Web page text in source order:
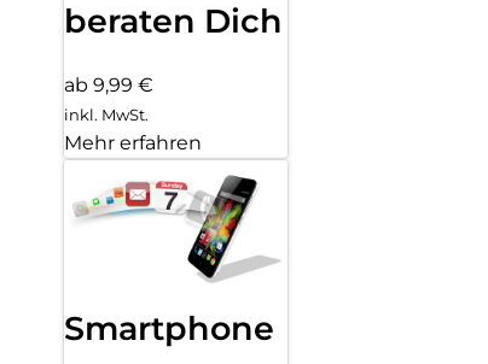
beraten Dich
ab 9,99 €
inkl. MwSt.
Mehr erfahren
Smartphone